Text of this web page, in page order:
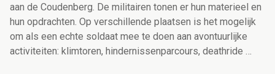
aan de Coudenberg. De militairen tonen er hun materieel en
hun opdrachten. Op verschillende plaatsen is het mogelijk
om als een echte soldaat mee te doen aan avontuurlijke
activiteiten: klimtoren, hindernissenparcours, deathride …